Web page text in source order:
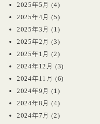
2025年5月 (4)
2025年4月 (5)
2025年3月 (1)
2025年2月 (3)
2025年1月 (2)
2024年12月 (3)
2024年11月 (6)
2024年9月 (1)
2024年8月 (4)
2024年7月 (2)